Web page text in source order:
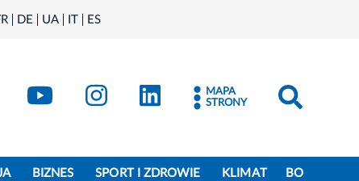
DE UA IT ES
Kraków - X
Kraków - YouTube
Kraków - Instagram
Kraków - LinkedIn
MAPA
STRONY
BIZNES SPORT I ZDROWIE KLIMAT BO